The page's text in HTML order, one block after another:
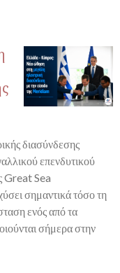
διασύνδεσης
επενδυτικού
Great Sea
σημαντικά τόσο τη
ενός από τα
σήμερα στην